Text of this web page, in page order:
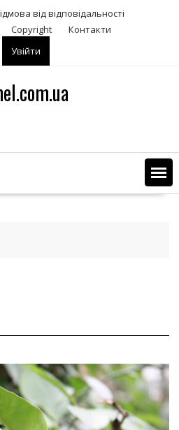
від відповідальності
Copyright
Контакти
Увійти